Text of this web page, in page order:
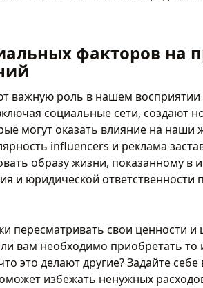
факторов на
важную роль в нашем восприятии
социальные сети, создают
могут оказать влияние на наши
influencers и реклама
образу жизни, показанному в
и юридической ответственности
пересматривать свои ценности и
вам необходимо приобретать то
это делают другие? Задайте
избежать ненужных